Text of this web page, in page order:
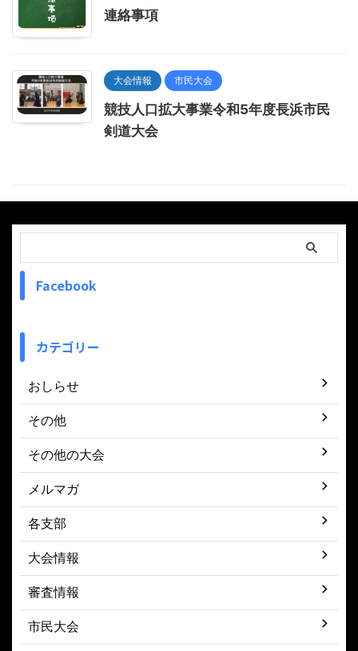
連絡事項
大会情報 市民大会
競技人口拡大事業令和5年度長浜市民
剣道大会
Facebook
カテゴリー
おしらせ
その他
その他の大会
メルマガ
各支部
大会情報
審査情報
市民大会